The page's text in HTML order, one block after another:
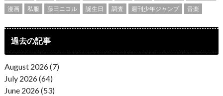
漫画
私服 藤田ニコル 誕生日 調査 週刊少年ジャンプ 音楽
過去の記事
August 2026 (7)
July 2026 (64)
June 2026 (53)